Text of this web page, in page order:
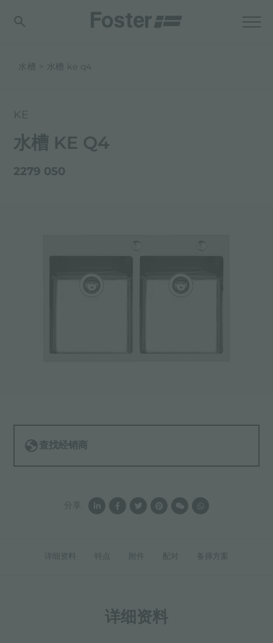
水槽 水槽 ke q4
详细资料 特点 附件 配对 备择方案
详细资料
KE
水槽 KE Q4
2279 050
查找经销商
分享